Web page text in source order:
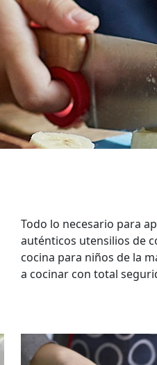
Todo lo necesario para
auténticos utensilios de
cocina para niños de la
a cocinar con total